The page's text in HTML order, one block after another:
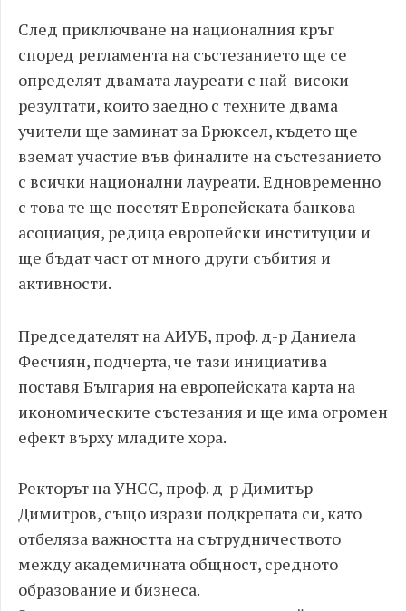
След приключване на националния кръг
според регламента на състезанието ще се
определят двамата лауреати с най-високи
резултати, които заедно с техните двама
учители ще заминат за Брюксел, където ще
вземат участие във финалите на състезанието
с всички национални лауреати. Едновременно
с това те ще посетят Европейската банкова
асоциация, редица европейски институции и
ще бъдат част от много други събития и
активности.
Председателят на АИУБ, проф. д-р Даниела
Фесчиян, подчерта, че тази инициатива
поставя България на европейската карта на
икономическите състезания и ще има огромен
ефект върху младите хора.
Ректорът на УНСС, проф. д-р Димитър
Димитров, също изрази подкрепата си, като
отбеляза важността на сътрудничеството
между академичната общност, средното
образование и бизнеса.